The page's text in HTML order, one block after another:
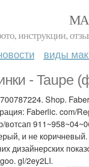
инструкции,
виды
- Taupe
Shop.
Faberlic. com/
вотсап
и не коричневый.
дизайнерских
gl/2ey2LI.